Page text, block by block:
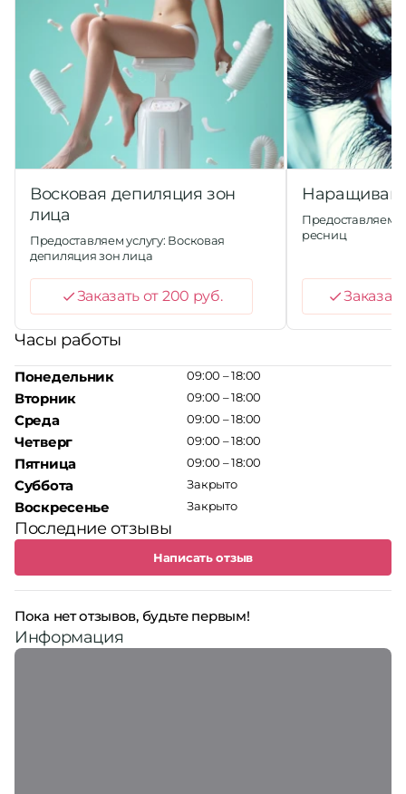
Восковая депиляция зон
лица
Предоставляем услугу: Восковая
депиляция зон лица
Заказать от 200 руб.
Предоставляем
ресниц
Часы работы
Понедельник
Вторник
Среда
Четверг
Пятница
Суббота
Воскресенье
09:00 – 18:00
09:00 – 18:00
09:00 – 18:00
09:00 – 18:00
09:00 – 18:00
Закрыто
Закрыто
Последние отзывы
Написать отзыв
Пока нет отзывов, будьте первым!
Информация